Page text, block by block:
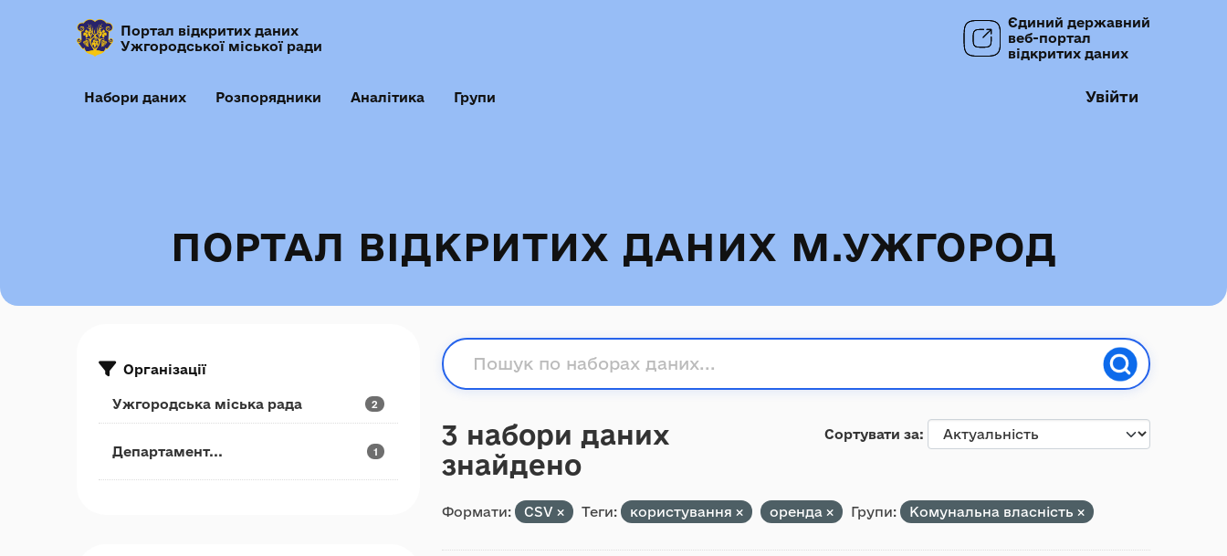
Портал відкритих даних
Ужгородської міської ради
Єдиний державний
веб-портал
відкритих даних
Набори даних Розпорядники Аналітика Групи Увійти
ПОРТАЛ ВІДКРИТИХ ДАНИХ М.УЖГОРОД
Організації
Ужгородська міська рада 2
Департамент... 1
Сортувати за
3 набори даних
знайдено
Формати: CSV Теги: користування оренда Групи: Комунальна власність